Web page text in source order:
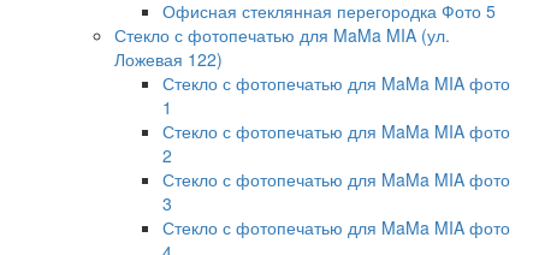
Офисная стеклянная перегородка Фото 5
Стекло с фотопечатью для MaMa MIA (ул.
Ложевая 122)
Стекло с фотопечатью для MaMa MIA фото
1
Стекло с фотопечатью для MaMa MIA фото
2
Стекло с фотопечатью для MaMa MIA фото
3
Стекло с фотопечатью для MaMa MIA фото